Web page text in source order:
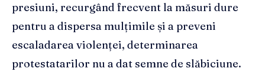
presiuni, recurgând frecvent la măsuri dure
pentru a dispersa mulțimile și a preveni
escaladarea violenței, determinarea
protestatarilor nu a dat semne de slăbiciune.